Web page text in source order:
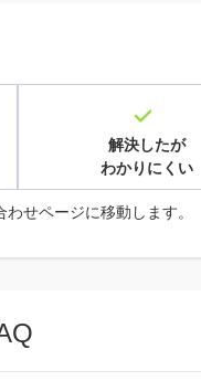
解決したが
わかりにくい
せページに移動します。